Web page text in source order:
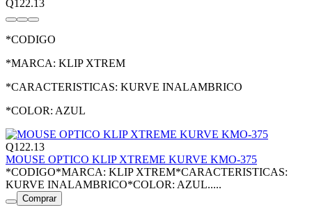
Q122.13
*CODIGO
*MARCA: KLIP XTREM
*CARACTERISTICAS: KURVE INALAMBRICO
*COLOR: AZUL
Q122.13
MOUSE OPTICO KLIP XTREME KURVE KMO-375
*CODIGO*MARCA: KLIP XTREM*CARACTERISTICAS:
KURVE INALAMBRICO*COLOR: AZUL.....
Comprar